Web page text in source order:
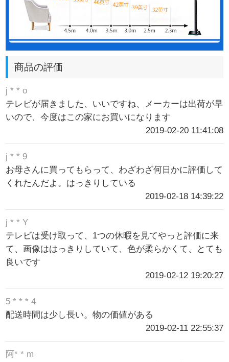
商品の評価
j * * o
テレビが届きました、いいですね、メーカーは出荷が早
いので、今度はこの家にお買いになります
2019-02-20 11:41:08
j * * 9
お母さんに買ってもらって、わざわざ何日かに評価して
くれたんだよ。はっきりしている
2019-02-18 14:39:22
j * * Y
テレビは受け取って、1つの休暇を見てやっと評価に来
て、画像ははっきりしていて、色が柔らかくて、とても
良いです
2019-02-12 19:20:27
5 * * * 4
配送時間は少し長い。物の価値がある
2019-02-11 22:55:37
阿* * m